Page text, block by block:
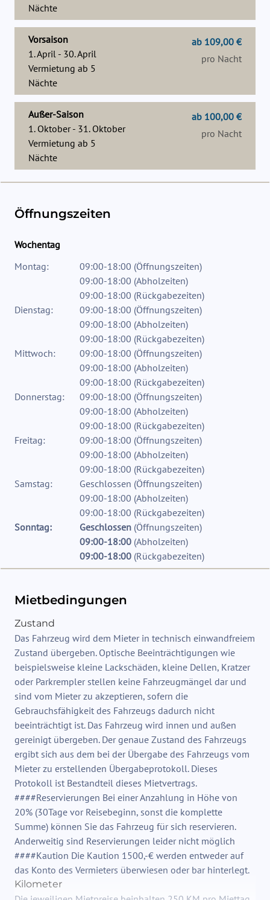
Nächte
Vorsaison
1. April - 30. April
Vermietung ab 5
Nächte
ab 109,00 €
pro Nacht
Außer-Saison
1. Oktober - 31. Oktober
Vermietung ab 5
Nächte
ab 100,00 €
pro Nacht
Öffnungszeiten
Wochentag
Montag:
09:00-18:00 (Öffnungszeiten)
09:00-18:00 (Abholzeiten)
09:00-18:00 (Rückgabezeiten)
Dienstag:
09:00-18:00 (Öffnungszeiten)
09:00-18:00 (Abholzeiten)
09:00-18:00 (Rückgabezeiten)
Mittwoch:
09:00-18:00 (Öffnungszeiten)
09:00-18:00 (Abholzeiten)
09:00-18:00 (Rückgabezeiten)
Donnerstag:
09:00-18:00 (Öffnungszeiten)
09:00-18:00 (Abholzeiten)
09:00-18:00 (Rückgabezeiten)
Freitag:
09:00-18:00 (Öffnungszeiten)
09:00-18:00 (Abholzeiten)
09:00-18:00 (Rückgabezeiten)
Samstag:
Geschlossen (Öffnungszeiten)
09:00-18:00 (Abholzeiten)
09:00-18:00 (Rückgabezeiten)
Sonntag:
Geschlossen(Öffnungszeiten)
09:00-18:00(Abholzeiten)
09:00-18:00(Rückgabezeiten)
Mietbedingungen
Zustand
Das Fahrzeug wird dem Mieter in technisch einwandfreiem
Zustand übergeben. Optische Beeinträchtigungen wie
beispielsweise kleine Lackschäden, kleine Dellen, Kratzer
oder Parkrempler stellen keine Fahrzeugmängel dar und
sind vom Mieter zu akzeptieren, sofern die
Gebrauchsfähigkeit des Fahrzeugs dadurch nicht
beeinträchtigt ist. Das Fahrzeug wird innen und außen
gereinigt übergeben. Der genaue Zustand des Fahrzeugs
ergibt sich aus dem bei der Übergabe des Fahrzeugs vom
Mieter zu erstellenden Übergabeprotokoll. Dieses
Protokoll ist Bestandteil dieses Mietvertrags.
####Reservierungen Bei einer Anzahlung in Höhe von
20% (30Tage vor Reisebeginn, sonst die komplette
Summe) können Sie das Fahrzeug für sich reservieren.
Anderweitig sind Reservierungen leider nicht möglich
####Kaution Die Kaution 1500,-€ werden entweder auf
das Konto des Vermieters überwiesen oder bar hinterlegt.
Kilometer